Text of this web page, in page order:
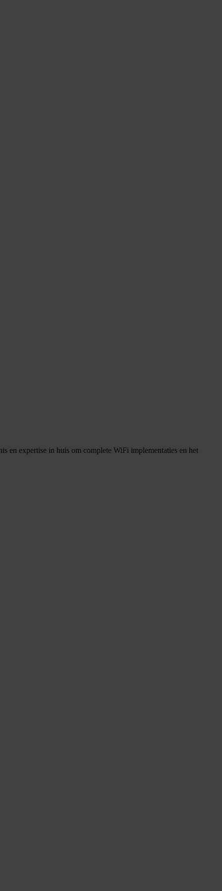
en expertise in huis om complete WiFi implementaties en het